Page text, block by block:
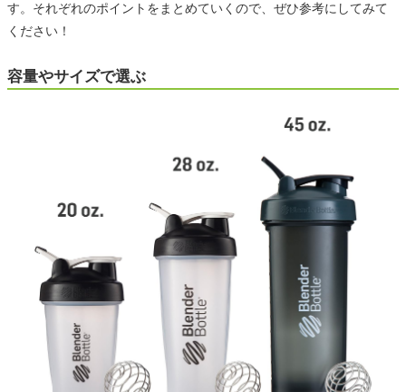
す。それぞれのポイントをまとめていくので、ぜひ参考にしてみて
ください！
容量やサイズで選ぶ